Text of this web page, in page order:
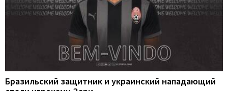
Бразильский защитник и украинский нападающий